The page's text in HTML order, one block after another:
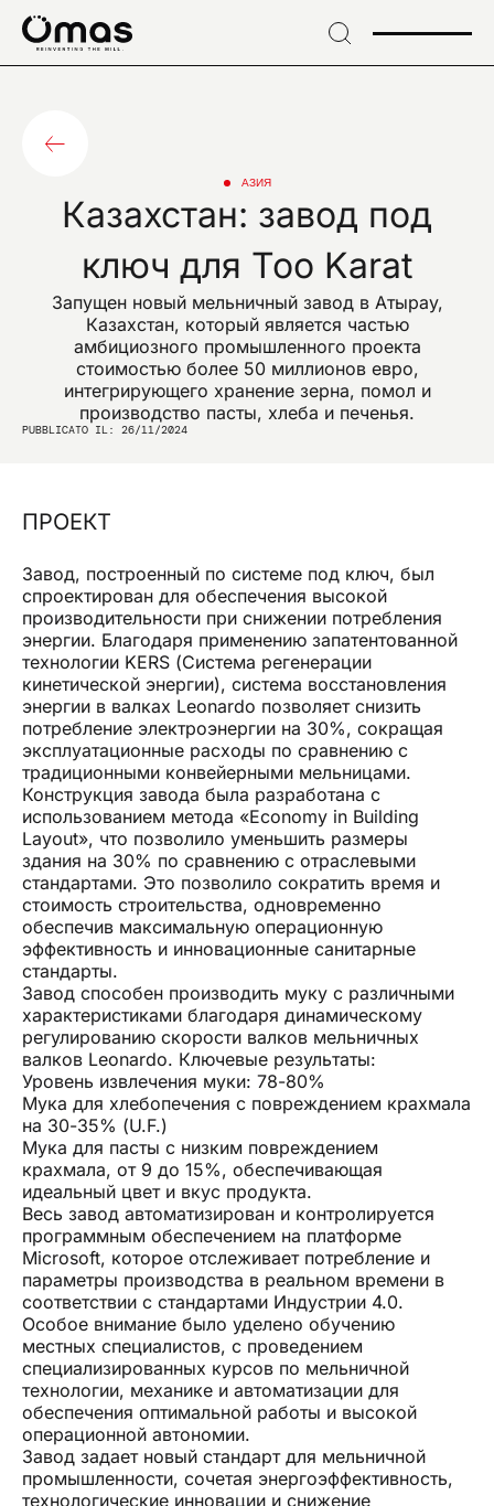
Skip
content
АЗИЯ
Казахстан: завод под
ключ для Too Karat
Запущен новый мельничный завод в Атырау,
Казахстан, который является частью
амбициозного промышленного проекта
стоимостью более 50 миллионов евро,
интегрирующего хранение зерна, помол и
производство пасты, хлеба и печенья.
PUBBLICATO IL: 26/11/2024
ПРОЕКТ
Завод, построенный по системе под ключ, был
спроектирован для обеспечения высокой
производительности при снижении потребления
энергии. Благодаря применению запатентованной
технологии KERS (Система регенерации
кинетической энергии), система восстановления
энергии в валках Leonardo позволяет снизить
потребление электроэнергии на 30%, сокращая
эксплуатационные расходы по сравнению с
традиционными конвейерными мельницами.
Конструкция завода была разработана с
использованием метода «Economy in Building
Layout», что позволило уменьшить размеры
здания на 30% по сравнению с отраслевыми
стандартами. Это позволило сократить время и
стоимость строительства, одновременно
обеспечив максимальную операционную
эффективность и инновационные санитарные
стандарты.
Завод способен производить муку с различными
характеристиками благодаря динамическому
регулированию скорости валков мельничных
валков Leonardo. Ключевые результаты:
Уровень извлечения муки: 78-80%
Мука для хлебопечения с повреждением крахмала
на 30-35% (U.F.)
Мука для пасты с низким повреждением
крахмала, от 9 до 15%, обеспечивающая
идеальный цвет и вкус продукта.
Весь завод автоматизирован и контролируется
программным обеспечением на платформе
Microsoft, которое отслеживает потребление и
параметры производства в реальном времени в
соответствии с стандартами Индустрии 4.0.
Особое внимание было уделено обучению
местных специалистов, с проведением
специализированных курсов по мельничной
технологии, механике и автоматизации для
обеспечения оптимальной работы и высокой
операционной автономии.
Завод задает новый стандарт для мельничной
промышленности, сочетая энергоэффективность,
технологические инновации и снижение
эксклюзивные
новости и
отраслевые новинки
EMAIL*
Я подтверждаю, что ознакомился с уведомлением
Я подтверждаю, что ознакомился с политикой
конфиденциальности данного сайта и даю свое
согласие на рассылку компанией omas рекламных
сообщений (в том числе информационных
бюллетеней) по электронной почте со ссылками
на товары или услуги.
ОТПРАВИТЬ